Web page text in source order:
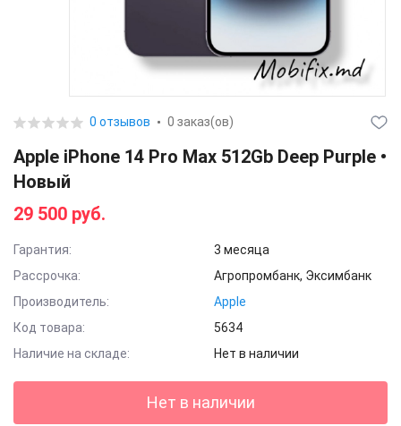
0 отзывов 0 заказ(ов)
Apple iPhone 14 Pro Max 512Gb Deep Purple •
Новый
29 500 руб.
Гарантия:
3 месяца
Рассрочка:
Агропромбанк, Эксимбанк
Производитель:
Apple
Код товара:
5634
Наличие на складе:
Нет в наличии
Нет в наличии